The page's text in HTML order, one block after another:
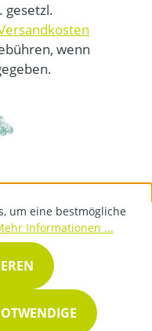
gesetzl.
wenn
um eine bestmögliche
Informationen ...